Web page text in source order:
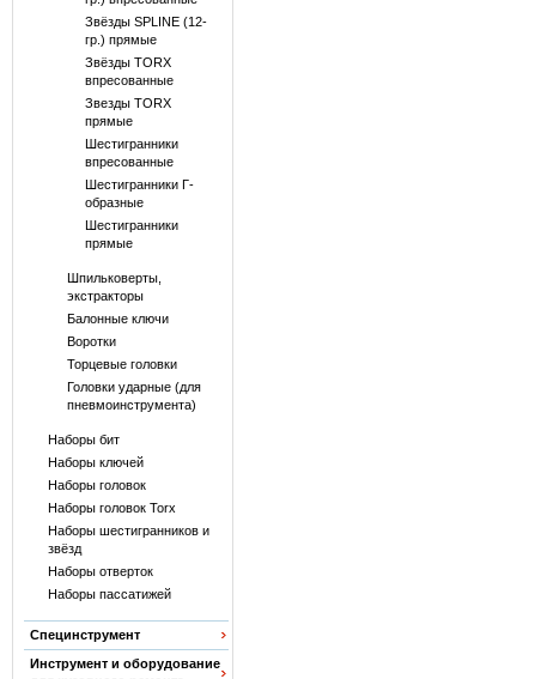
Звёзды SPLINE (12-
гр.) прямые
Звёзды TORX
впресованные
Звезды TORX
прямые
Шестигранники
впресованные
Шестигранники Г-
образные
Шестигранники
прямые
Шпильковерты,
экстракторы
Балонные ключи
Воротки
Торцевые головки
Головки ударные (для
пневмоинструмента)
Наборы бит
Наборы ключей
Наборы головок
Наборы головок Torx
Наборы шестигранников и
звёзд
Наборы отверток
Наборы пассатижей
Специнструмент
Инструмент и оборудование